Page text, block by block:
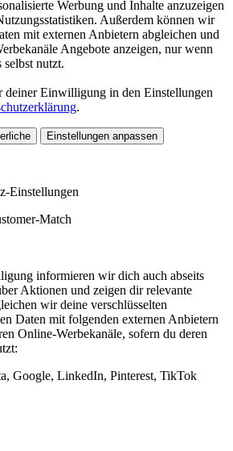
Werbung und Inhalte anzuzeigen
Außerdem können wir
mit externen Anbietern abgleichen und
Angebote anzeigen, nur wenn
selbst nutzt.
deiner Einwilligung in den Einstellungen
.
Einstellungen anpassen
Einstellungen
Match
informieren wir dich auch abseits
Aktionen und zeigen dir relevante
wir deine verschlüsselten
Daten mit folgenden externen Anbietern
Online-Werbekanäle, sofern du deren
Google, LinkedIn, Pinterest, TikTok